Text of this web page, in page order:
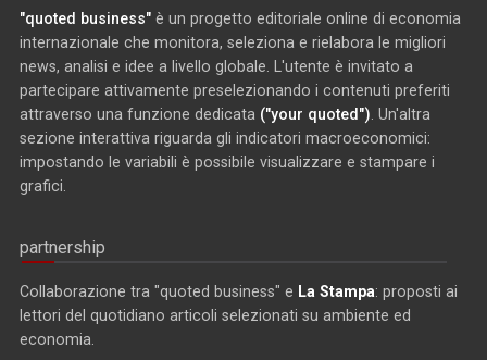
"quoted business" è un progetto editoriale online di economia
internazionale che monitora, seleziona e rielabora le migliori
news, analisi e idee a livello globale. L'utente è invitato a
partecipare attivamente preselezionando i contenuti preferiti
attraverso una funzione dedicata ("your quoted") . Un'altra
sezione interattiva riguarda gli indicatori macroeconomici:
impostando le variabili è possibile visualizzare e stampare i
grafici.
partnership
Collaborazione tra "quoted business" e La Stampa: proposti ai
lettori del quotidiano articoli selezionati su ambiente ed
economia.